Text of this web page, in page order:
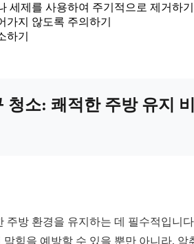
세제를 사용하여 주기적으로 제거하기
가지 않도록 주의하기
하기
청소: 쾌적한 주방 유지
주방 환경을 유지하는 데 필수적입니
힘을 예방할 수 있을 뿐만 아니라, 악